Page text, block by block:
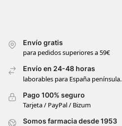
Envío gratis
para pedidos superiores a 59€
Envío en 24-48 horas
laborables para España península.
Pago 100% seguro
Tarjeta / PayPal / Bizum
Somos farmacia desde 1953